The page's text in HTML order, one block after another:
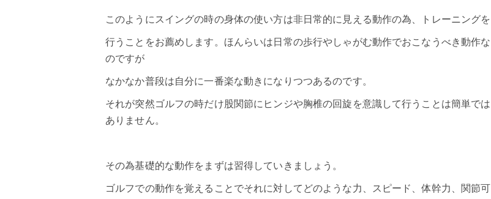
このように スイングの時の身体の使い方は非日常的に見える動作の為、トレーニングを
行うことをお薦めします。ほんらいは日常の歩行やしゃがむ動作でおこなうべき動作な
のですが
なかなか普段は自分に一番楽な動きになりつつあるのです。
それが突然ゴルフの時だけ股関節にヒンジや胸椎の回旋を意識して行うことは簡単では
ありません。
その為基礎的な動作をまずは習得していきましょう。
ゴルフでの動作を覚えることでそれに対してどのような力、スピード、体幹力、関節可